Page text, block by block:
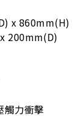
x 860mm(H)
200mm(D)
觸力衝擊